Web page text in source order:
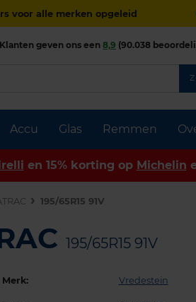
voor alle merken opgeleid
Accu Glas Remmen
Klanten geven ons een 8,9 (90.038
en 15% korting op Michelin
195/65R15 91V
195/65R15 91V
Merk: Vredestein